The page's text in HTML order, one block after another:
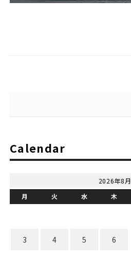
Calendar
2026年8月
月
火 水 木
3 4 5 6